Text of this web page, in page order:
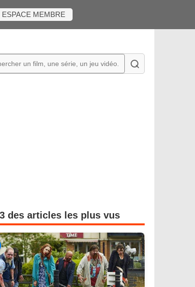
ESPACE MEMBRE
des articles les plus vus